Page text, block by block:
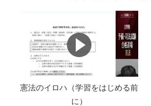
憲法のイロハ（学習をはじめる前
に）